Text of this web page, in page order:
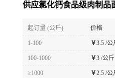
供应氯化钙食品级肉制品
起订量 (公斤) 价格
1-100 ￥3.5 /公
100-1000 ￥3 /公斤
≥1000 ￥2.5 /公